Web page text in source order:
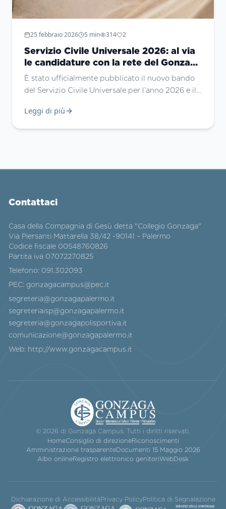
25 febbraio 2026 5 min 314 2
Servizio Civile Universale 2026: al via
le candidature con la rete del Gonzaga
Campus
È stato ufficialmente pubblicato il nuovo bando
del Servizio Civile Universale per l’anno 2026 e il
una volta un punto di riferimento fondamentale
concreti e di alto valore educativo.
Leggi di più
Contattaci
Casa della Compagnia di Gesù detta "Collegio Gonzaga"
Via Piersanti Mattarella 38/42 -90141 – Palermo
Codice fiscale 00548760826
Partita iva 07072270825
Telefono: 091.302093
PEC: gonzagacampus@pec.it
segreteria@gonzagapalermo.it
segreteriaisp@gonzagapalermo.it
segreteria@gonzagapolisportiva.it
comunicazione@gonzagapalermo.it
Web: http://www.gonzagacampus.it
© 2026 di Gonzaga Campus. Tutti i diritti riservati.
HomeConsiglio di direzioneRiconoscimenti
Amministrazione trasparenteDocumenti 15 Maggio 2026
Albo onlineRegistro elettronico genitoriWebDesk
Dichiarazione di AccessibilitàPrivacy PolicyPolitica di Segnalazione